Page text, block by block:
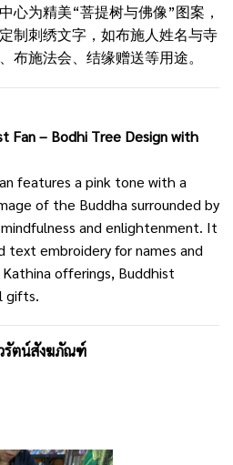
心为精美“菩提树与佛像”图案，
制刺绣文字，如布施人姓名与寺
布施法会、结缘赠送等用途。
Fan – Bodhi Tree Design with
features a pink tone with a
of the Buddha surrounded by
and enlightenment. It
text embroidery for names and
offerings, Buddhist
gifts.
รัตน์สังฆภัณฑ์